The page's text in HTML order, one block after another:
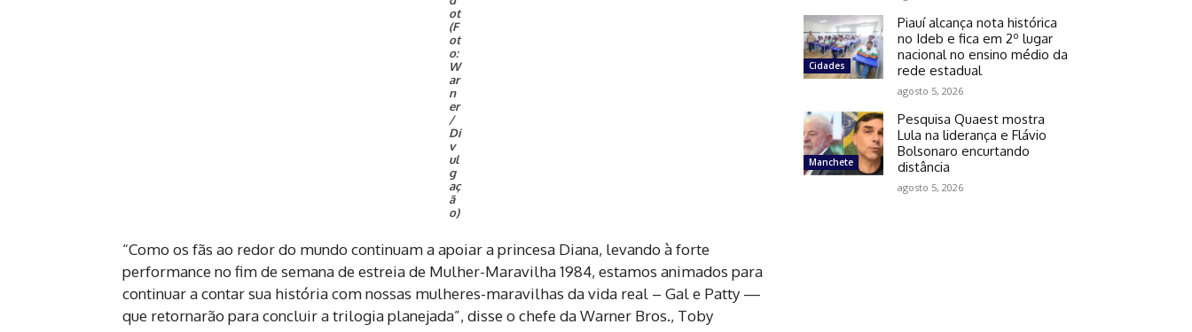
ot
(F
ot
o:
W
ar
n
er
/
Di
v
ul
g
aç
ã
o)
“Como os fãs ao redor do mundo continuam a apoiar a princesa Diana, levando à forte
performance no fim de semana de estreia de Mulher-Maravilha 1984, estamos animados para
continuar a contar sua história com nossas mulheres-maravilhas da vida real – Gal e Patty —
que retornarão para concluir a trilogia planejada”, disse o chefe da Warner Bros., Toby
Cidades
Piauí alcança nota histórica
no Ideb e fica em 2º lugar
nacional no ensino médio da
rede estadual
agosto 5, 2026
Manchete
Pesquisa Quaest mostra
Lula na liderança e Flávio
Bolsonaro encurtando
distância
agosto 5, 2026